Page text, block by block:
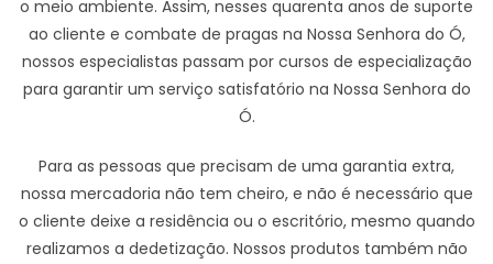
o meio ambiente. Assim, nesses quarenta anos de suporte
ao cliente e combate de pragas na Nossa Senhora do Ó,
nossos especialistas passam por cursos de especialização
para garantir um serviço satisfatório na Nossa Senhora do
Ó.
Para as pessoas que precisam de uma garantia extra,
nossa mercadoria não tem cheiro, e não é necessário que
o cliente deixe a residência ou o escritório, mesmo quando
realizamos a dedetização. Nossos produtos também não